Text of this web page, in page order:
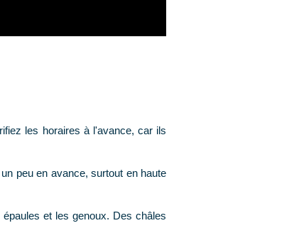
les horaires à l'avance, car ils
peu en avance, surtout en haute
et les genoux. Des châles